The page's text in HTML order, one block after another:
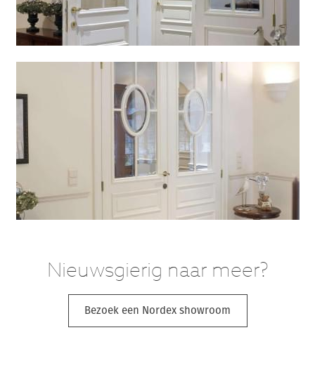
Nieuwsgierig naar meer?
Bezoek een Nordex showroom